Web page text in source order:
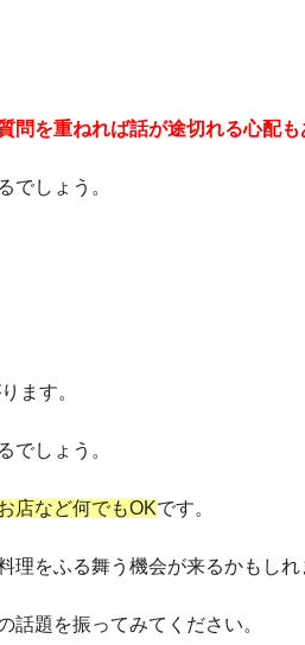
問を重ねれば話が途切れる心配
でしょう。
ます。
でしょう。
店など何でもOKです。
をふる舞う機会が来るかもしれ
題を振ってみてください。